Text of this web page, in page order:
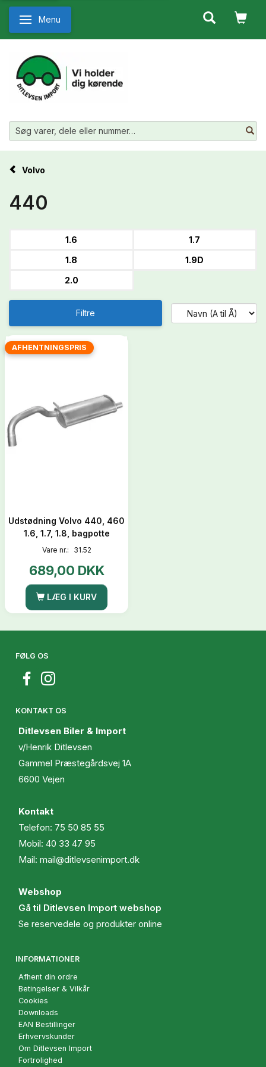
Skifte navigation
Menu
Volvo
440
1.6
1.7
1.8
1.9D
2.0
Filtre
AFHENTNINGSPRIS
Udstødning Volvo 440, 460
1.6, 1.7, 1.8, bagpotte
Vare nr.: 31.52
689,00 DKK
LÆG I KURV
FØLG OS
KONTAKT OS
Ditlevsen Biler & Import
v/Henrik Ditlevsen
Gammel Præstegårdsvej 1A
6600 Vejen
Kontakt
Telefon: 75 50 85 55
Mobil: 40 33 47 95
Mail: mail@ditlevsenimport.dk
Webshop
Gå til Ditlevsen Import webshop
Se reservedele og produkter online
INFORMATIONER
Afhent din ordre
Betingelser & Vilkår
Cookies
Downloads
EAN Bestillinger
Erhvervskunder
Om Ditlevsen Import
Fortrolighed